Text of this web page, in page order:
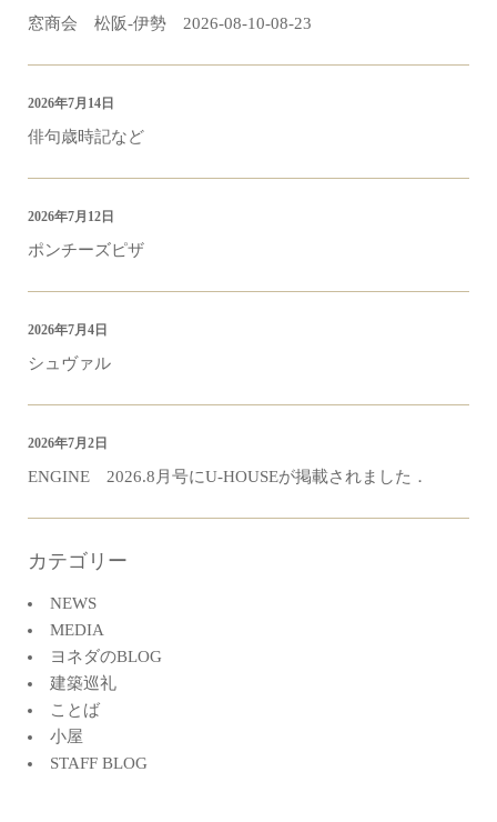
窓商会 松阪-伊勢 2026-08-10-08-23
俳句歳時記など
2026年7月14日
ポンチーズピザ
2026年7月12日
シュヴァル
2026年7月4日
ENGINE 2026.8月号にU-HOUSEが掲載されました．
2026年7月2日
カテゴリー
NEWS
MEDIA
ヨネダのBLOG
建築巡礼
ことば
小屋
STAFF BLOG